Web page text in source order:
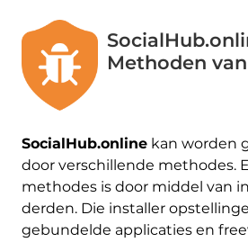
Methoden
SocialHub.onlinekan worden
door verschillende methodes.
methodes is door middel van
derden. Die installer
gebundelde applicaties en